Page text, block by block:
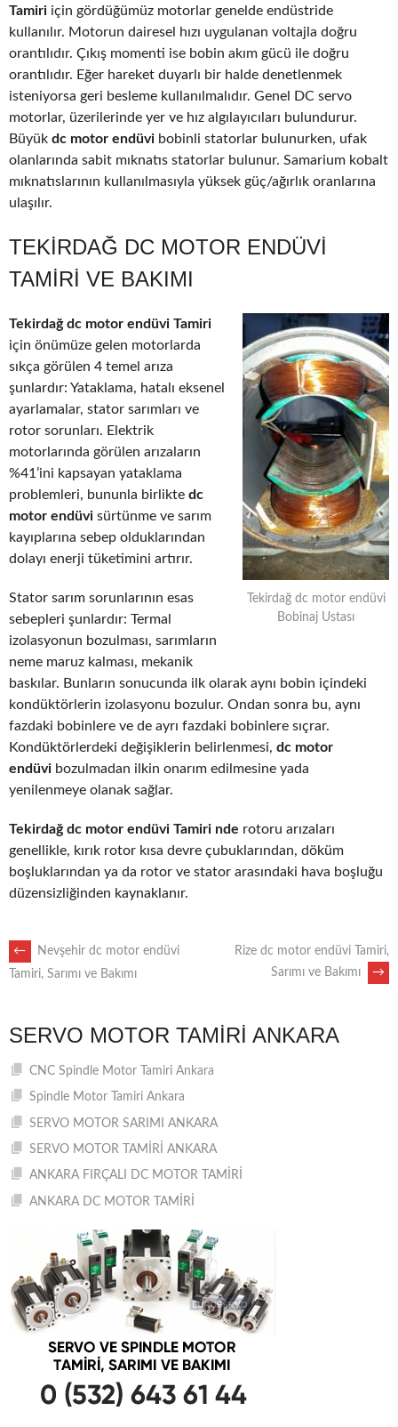
Tamiri için gördüğümüz motorlar genelde endüstride
kullanılır. Motorun dairesel hızı uygulanan voltajla doğru
orantılıdır. Çıkış momenti ise bobin akım gücü ile doğru
orantılıdır. Eğer hareket duyarlı bir halde denetlenmek
isteniyorsa geri besleme kullanılmalıdır. Genel DC servo
motorlar, üzerilerinde yer ve hız algılayıcıları bulundurur.
Büyük dc motor endüvi bobinli statorlar bulunurken, ufak
olanlarında sabit mıknatıs statorlar bulunur. Samarium kobalt
mıknatıslarının kullanılmasıyla yüksek güç/ağırlık oranlarına
ulaşılır.
TEKIRDAĞ DC MOTOR ENDÜVI
TAMIRI VE BAKIMI
Tekirdağ dc motor endüvi
Bobinaj Ustası
Tekirdağ dc motor endüvi Tamiri
için önümüze gelen motorlarda
sıkça görülen 4 temel arıza
şunlardır: Yataklama, hatalı eksenel
ayarlamalar, stator sarımları ve
rotor sorunları. Elektrik
motorlarında görülen arızaların
%41’ini kapsayan yataklama
problemleri, bununla birlikte dc
motor endüvi sürtünme ve sarım
kayıplarına sebep olduklarından
dolayı enerji tüketimini artırır.
Stator sarım sorunlarının esas
sebepleri şunlardır: Termal
izolasyonun bozulması, sarımların
neme maruz kalması, mekanik
baskılar. Bunların sonucunda ilk olarak aynı bobin içindeki
kondüktörlerin izolasyonu bozulur. Ondan sonra bu, aynı
fazdaki bobinlere ve de ayrı fazdaki bobinlere sıçrar.
Kondüktörlerdeki değişiklerin belirlenmesi, dc motor
endüvi bozulmadan ilkin onarım edilmesine yada
yenilenmeye olanak sağlar.
Tekirdağ dc motor endüvi Tamiri nde rotoru arızaları
genellikle, kırık rotor kısa devre çubuklarından, döküm
boşluklarından ya da rotor ve stator arasındaki hava boşluğu
düzensizliğinden kaynaklanır.
POST
←
Nevşehir dc motor endüvi
Tamiri, Sarımı ve Bakımı
Rize dc motor endüvi Tamiri,
Sarımı ve Bakımı
→
SERVO MOTOR TAMIRI ANKARA
CNC Spindle Motor Tamiri Ankara
Spindle Motor Tamiri Ankara
SERVO MOTOR SARIMI ANKARA
SERVO MOTOR TAMİRİ ANKARA
ANKARA FIRÇALI DC MOTOR TAMİRİ
ANKARA DC MOTOR TAMİRİ